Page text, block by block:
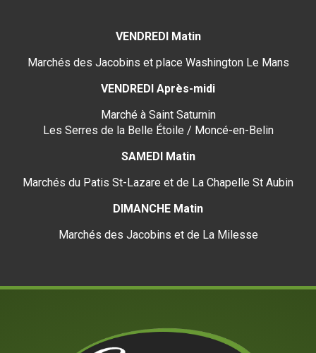
VENDREDI Matin
Marchés des Jacobins et place Washington Le Mans
VENDREDI Après-midi
Marché à Saint Saturnin
Les Serres de la Belle Étoile / Moncé-en-Belin
SAMEDI Matin
Marchés du Patis St-Lazare et de La Chapelle St Aubin
DIMANCHE Matin
Marchés des Jacobins et de La Milesse